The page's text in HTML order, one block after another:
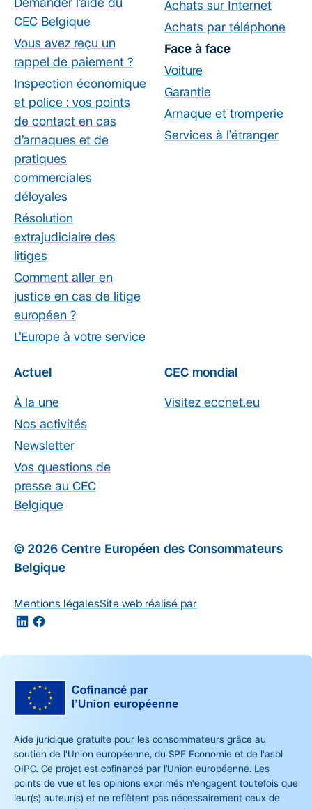
Demander l’aide du
CEC Belgique
Vous avez reçu un
rappel de paiement ?
Inspection économique
et police : vos points
de contact en cas
d’arnaques et de
pratiques
commerciales
déloyales
Résolution
extrajudiciaire des
litiges
Comment aller en
justice en cas de litige
européen ?
L’Europe à votre service
Achats sur Internet
Achats par téléphone
Face à face
Voiture
Garantie
Arnaque et tromperie
Services à l’étranger
Actuel
À la une
Nos activités
Newsletter
Vos questions de
presse au CEC
Belgique
CEC mondial
Visitez eccnet.eu
© 2026 Centre Européen des Consommateurs
Belgique
Mentions légalesSite web réalisé par
Aide juridique gratuite pour les consommateurs grâce au
soutien de l'Union européenne, du SPF Economie et de l'asbl
OIPC. Ce projet est cofinancé par l’Union européenne. Les
points de vue et les opinions exprimés n'engagent toutefois que
leur(s) auteur(s) et ne reflètent pas nécessairement ceux de